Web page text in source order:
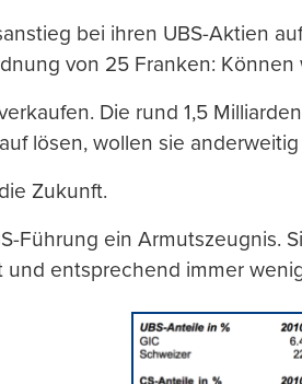
bei ihren UBS-Aktien
von 25 Franken: Können
Die rund 1,5
lösen, wollen sie
Zukunft.
Führung ein Armutszeugnis.
und entsprechend immer